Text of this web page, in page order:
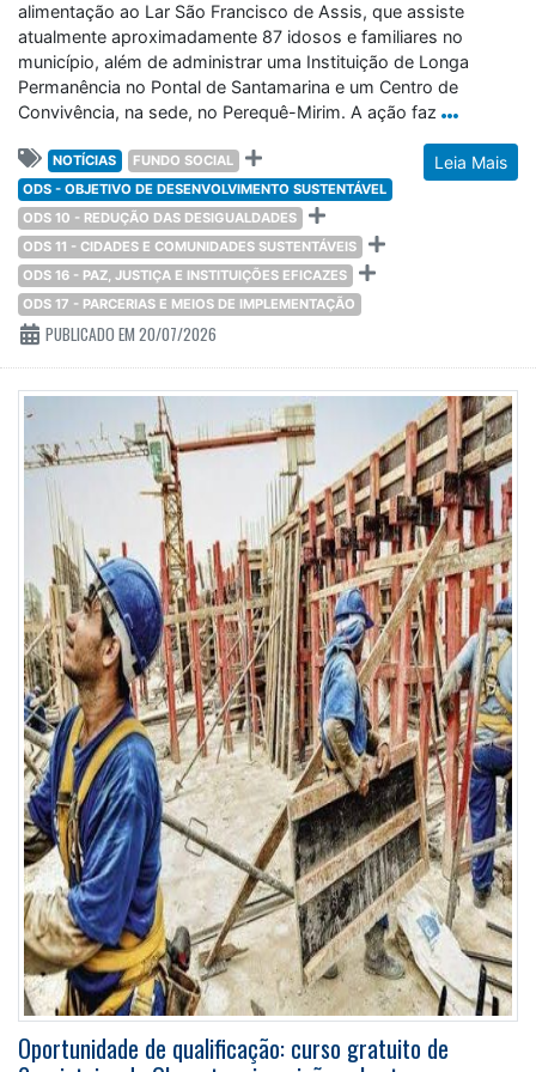
alimentação ao Lar São Francisco de Assis, que assiste
atualmente aproximadamente 87 idosos e familiares no
município, além de administrar uma Instituição de Longa
Permanência no Pontal de Santamarina e um Centro de
Convivência, na sede, no Perequê-Mirim. A ação faz
Leia Mais
NOTÍCIAS
FUNDO SOCIAL
ODS - OBJETIVO DE DESENVOLVIMENTO SUSTENTÁVEL
ODS 10 - REDUÇÃO DAS DESIGUALDADES
ODS 11 - CIDADES E COMUNIDADES SUSTENTÁVEIS
ODS 16 - PAZ, JUSTIÇA E INSTITUIÇÕES EFICAZES
ODS 17 - PARCERIAS E MEIOS DE IMPLEMENTAÇÃO
PUBLICADO EM 20/07/2026
Oportunidade de qualificação: curso gratuito de